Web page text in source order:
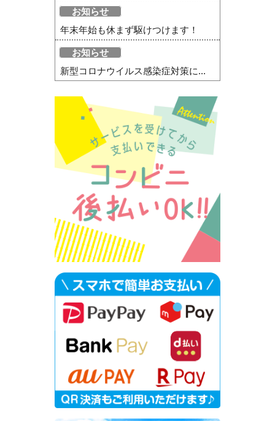
お知らせ
年末年始も休まず駆けつけます！
お知らせ
新型コロナウイルス感染症対策に...